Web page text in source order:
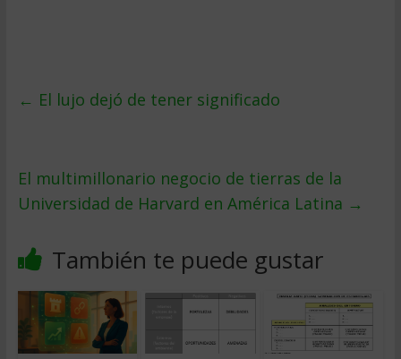
← El lujo dejó de tener significado
El multimillonario negocio de tierras de la
Universidad de Harvard en América Latina →
También te puede gustar